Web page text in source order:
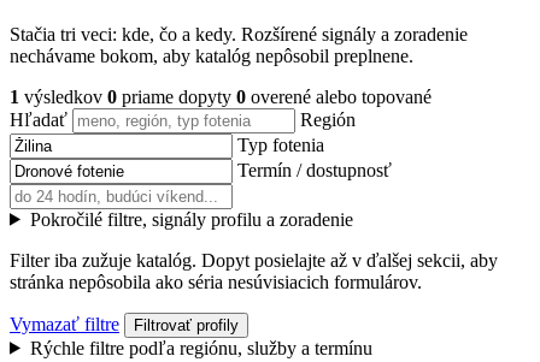
Stačia tri veci: kde, čo a kedy. Rozšírené signály a zoradenie
nechávame bokom, aby katalóg nepôsobil preplnene.
1 výsledkov 0 priame dopyty 0 overené alebo topované
Hľadať
Región
Typ fotenia
Termín / dostupnosť
Pokročilé filtre, signály profilu a zoradenie
Filter iba zužuje katalóg. Dopyt posielajte až v ďalšej sekcii, aby
stránka nepôsobila ako séria nesúvisiacich formulárov.
Vymazať filtre Filtrovať profily
Rýchle filtre podľa regiónu, služby a termínu